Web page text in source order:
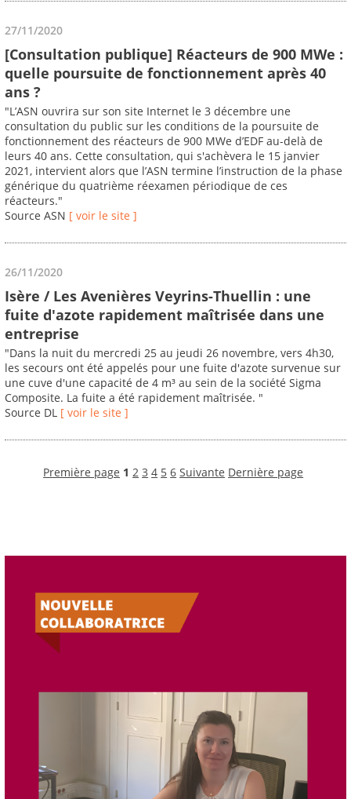
27/11/2020
[Consultation publique] Réacteurs de 900 MWe :
quelle poursuite de fonctionnement après 40
ans ?
"L’ASN ouvrira sur son site Internet le 3 décembre une
consultation du public sur les conditions de la poursuite de
fonctionnement des réacteurs de 900 MWe d’EDF au-delà de
leurs 40 ans. Cette consultation, qui s'achèvera le 15 janvier
2021, intervient alors que l’ASN termine l’instruction de la phase
générique du quatrième réexamen périodique de ces
réacteurs."
Source ASN [ voir le site ]
26/11/2020
Isère / Les Avenières Veyrins-Thuellin : une
fuite d'azote rapidement maîtrisée dans une
entreprise
"Dans la nuit du mercredi 25 au jeudi 26 novembre, vers 4h30,
les secours ont été appelés pour une fuite d'azote survenue sur
une cuve d'une capacité de 4 m³ au sein de la société Sigma
Composite. La fuite a été rapidement maîtrisée. "
Source DL [ voir le site ]
Première page 1 2 3 4 5 6 Suivante Dernière page